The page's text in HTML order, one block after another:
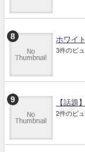
ホワイ
3件のビ
【話題
2件のビ